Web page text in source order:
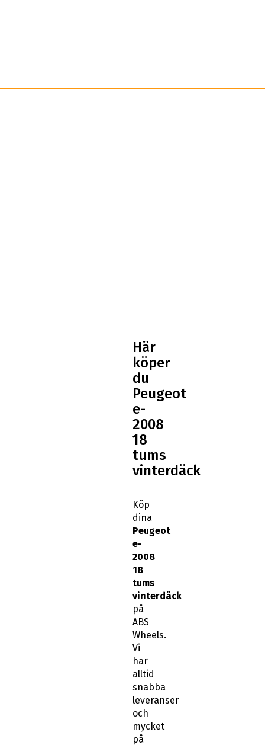
Peugeot
e-
2008
18
tums
vinterdäck
Köp
dina
2008
18
tums
vinterdäck
på
ABS
Wheels.
Vi
har
alltid
snabba
leveranser
och
mycket
på
lager.
Om
du
känner